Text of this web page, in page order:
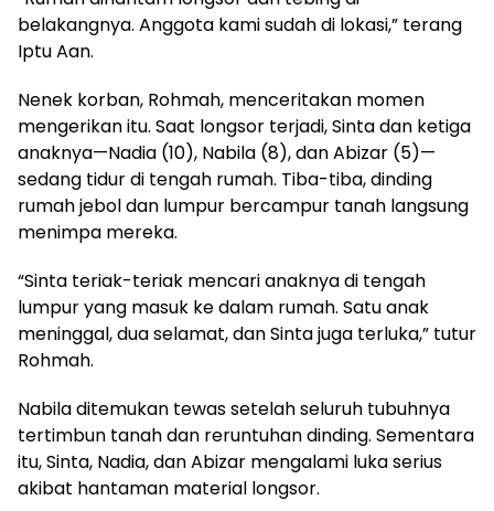
belakangnya. Anggota kami sudah di lokasi,” terang
Iptu Aan.
Nenek korban, Rohmah, menceritakan momen
mengerikan itu. Saat longsor terjadi, Sinta dan ketiga
anaknya—Nadia (10), Nabila (8), dan Abizar (5)—
sedang tidur di tengah rumah. Tiba-tiba, dinding
rumah jebol dan lumpur bercampur tanah langsung
menimpa mereka.
“Sinta teriak-teriak mencari anaknya di tengah
lumpur yang masuk ke dalam rumah. Satu anak
meninggal, dua selamat, dan Sinta juga terluka,” tutur
Rohmah.
Nabila ditemukan tewas setelah seluruh tubuhnya
tertimbun tanah dan reruntuhan dinding. Sementara
itu, Sinta, Nadia, dan Abizar mengalami luka serius
akibat hantaman material longsor.